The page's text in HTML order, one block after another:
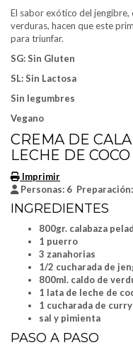
El sabor exótico del jengibre,
verduras, hacen que este
para triunfar.
SG: Sin Gluten
SL: Sin Lactosa
Sin legumbres
Vegano
CREMA DE
LECHE DE COCO
Imprimir
Personas: 6 Preparación:
INGREDIENTES
800gr. calabaza
1 puerro
3 zanahorias
1/2 cucharada de
800ml. caldo de
1 lata de leche de
1 cucharada de curry
sal y pimienta
PASO A PASO